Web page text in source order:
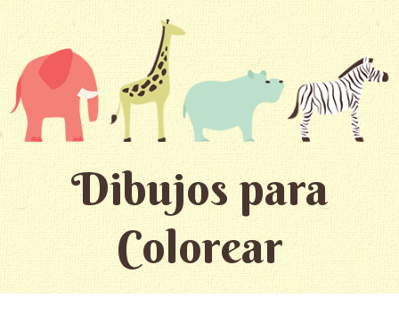
Dibujos para
Colorear